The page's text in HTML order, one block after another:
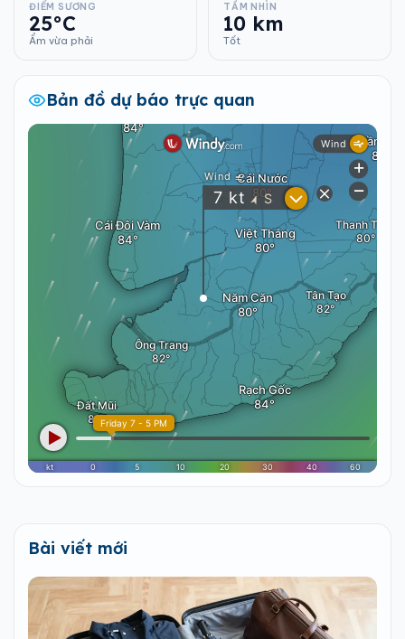
ĐIỂM SƯƠNG
25°C
Ẩm vừa phải
TẦM NHÌN
10 km
Tốt
Bản đồ dự báo trực quan
Bài viết mới